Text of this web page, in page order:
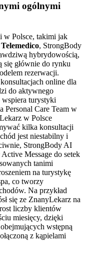
ogólnymi
w Polsce, takimi jak
Telemedico, StrongBody
hybrydowością,
się głównie do rynku
rezerwacji.
online dla
do aktywnego
turystyki
Personal Care Team w
w Polsce
kilka konsultacji
jest niestabilny i
StrongBody AI
Message do setek
tanimi
na turystykę
co tworzy
Na przykład
się ze ZnanyLekarz na
liczby klientów
miesięcy, dzięki
wstępną
z kąpielami